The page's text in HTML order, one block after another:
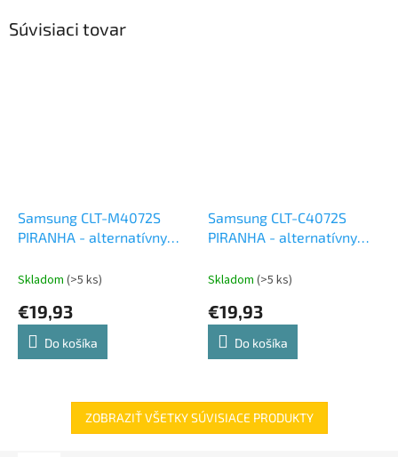
Súvisiaci tovar
Samsung CLT-M4072S
PIRANHA - alternatívny
Skladom (>5 ks)
€19,93
Do košíka
Samsung CLT-C4072S
PIRANHA - alternatívny
Skladom (>5 ks)
€19,93
Do košíka
ZOBRAZIŤ VŠETKY SÚVISIACE PRODUKTY